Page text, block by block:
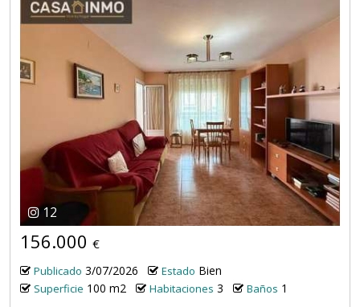
12
156.000 €
Publicado 3/07/2026 Estado Bien
Superficie 100 m2 Habitaciones 3 Baños 1